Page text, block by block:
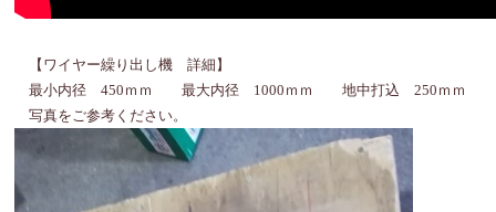
【ワイヤー繰り出し機 詳細】
最小内径 450ｍｍ 最大内径 1000ｍｍ 地中打込 250ｍｍ
写真をご参考ください。